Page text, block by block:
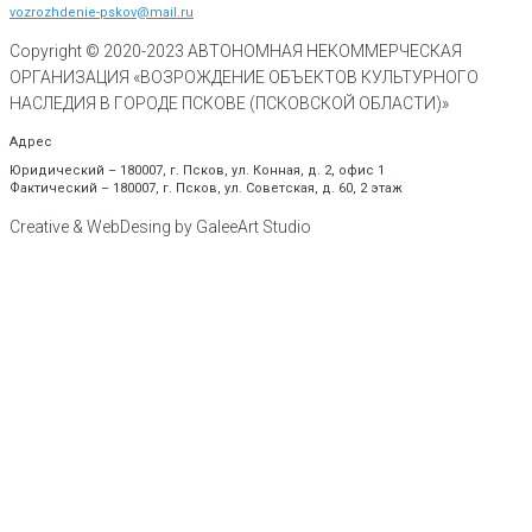
vozrozhdenie-pskov@mail.ru
Copyright © 2020-2023 АВТОНОМНАЯ НЕКОММЕРЧЕСКАЯ
ОРГАНИЗАЦИЯ «ВОЗРОЖДЕНИЕ ОБЪЕКТОВ КУЛЬТУРНОГО
НАСЛЕДИЯ В ГОРОДЕ ПСКОВЕ (ПСКОВСКОЙ ОБЛАСТИ)»
Адрес
Юридический – 180007, г. Псков, ул. Конная, д. 2, офис 1
Фактический – 180007, г. Псков, ул. Советская, д. 60, 2 этаж
Creative & WebDesing by GaleeArt Studio